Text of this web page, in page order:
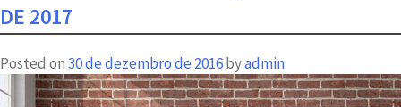
privacidade
DE 2017
Posted on30 de dezembro de 2016byadmin